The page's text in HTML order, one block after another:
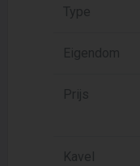
Type
Eigendom
Prijs
Kavel